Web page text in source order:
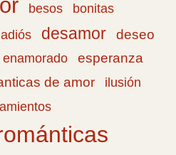
besos
bonitas
desamor deseo
enamorado esperanza
de amor
ilusión